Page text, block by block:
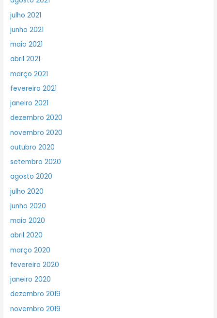
julho 2021
junho 2021
maio 2021
abril 2021
março 2021
fevereiro 2021
janeiro 2021
dezembro 2020
novembro 2020
outubro 2020
setembro 2020
agosto 2020
julho 2020
junho 2020
maio 2020
abril 2020
março 2020
fevereiro 2020
janeiro 2020
dezembro 2019
novembro 2019